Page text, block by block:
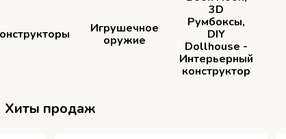
Игрушечное
оружие
3D
Румбоксы,
DIY
Dollhouse -
Интерьерный
конструктор
Хиты продаж